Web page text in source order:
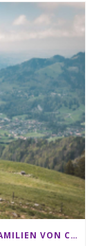
FRIBOURG: 7 TOLLE AUSFLÜGE FÜR FAMILIEN VON CHARMEY BIS LES PACCOTS